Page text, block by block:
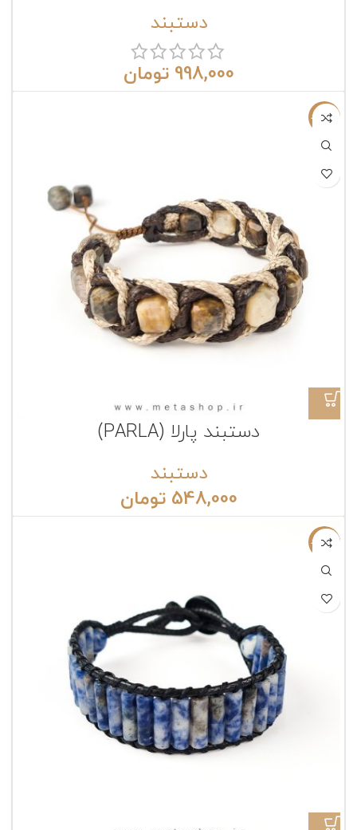
دستبند
998,000 تومان
ناموجود
دستبند پارلا (PARLA)
دستبند
548,000 تومان
ناموجود